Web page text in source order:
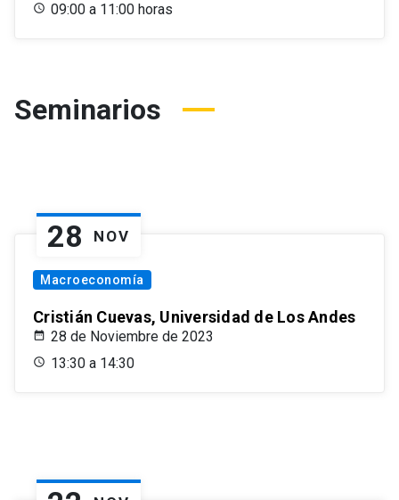
09:00 a 11:00 horas
Seminarios
28 NOV
Macroeconomía
Cristián Cuevas, Universidad de Los Andes
28 de Noviembre de 2023
13:30 a 14:30